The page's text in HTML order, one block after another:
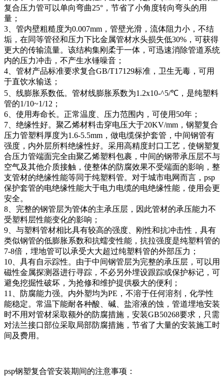
复合压力管可以单向弯曲25°，节省了小角度转向弯头的用
量；
3、管内壁粗糙度为0.007mm，管壁光滑，流体阻力小，不结
垢，在同等管径和压力下比金属管材水头损失低30%，可获得
更大的传输流量。该结构集刚柔于一体，可迅速消除管道系统
内的压力冲击，不产生水锤噪音；
4、管材产品标准要求复合GB/T17129标准，卫生无毒，可用
于直饮水输送；
5、线膨胀系数低。管材线膨胀系数为1.2x10-^5/℃，是纯塑料
管的1/10~1/12；
6、使用寿命长。正常温度、压力范围内，可使用50年；
7、绝缘性好。聚乙烯材料击穿电压大于20KV/mm，钢塑复合
压力管塑料厚度为1.6-5.5mm，做电缆保护套管，中间钢管有
强度，内外层所料绝缘性好。采用高精度封口工艺，使钢塑复
合压力管端面完全由聚乙烯塑料包裹，中间的钢带承压层不与
空气及其他介质接触，使整体的防腐效果不受端面的影响，整
支管材的绝缘性能等同于纯塑料管。对于城市电网而言，psp
保护套管的电绝缘性能大于电力电缆的电绝缘性能，使用会更
安全。
8、完整的钢管层为管体的主承压层，因此管材的承压能力不
受塑料层性能变化的影响；
9、与塑料管材相比具有较高的强度、刚性和抗冲击性，具有
类似钢管的低膨胀系数和抗蠕变性能，抗拉强度是纯塑料管的
7-8倍，埋地管可以承受大大超过纯塑料管的外部压力；
10、具有自示踪性。由于中间钢管层为完整的承压层，可以用
磁性金属探测器进行寻踪，不必另外埋设跟踪或保护标记，可
避免挖掘性破坏，为抢修和维护提供极大的便利；
11、防腐能力强。内外塑均为PE，不溶于任何溶剂，化学性
能稳定。常温下能耐各种酸、碱、盐溶液的蚀，管道埋地安装
时不用对管材采取额外的防腐措施，安装GB50268要求，只需
对法兰接口部位采取局部防腐措施，节省了大量的安装施工时
间及费用。
psp钢塑复合管安装期间的注意事项：